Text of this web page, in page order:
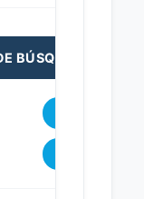
BÚSQUEDA: